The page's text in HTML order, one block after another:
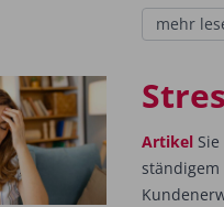
mehr
Artikel
ständigem